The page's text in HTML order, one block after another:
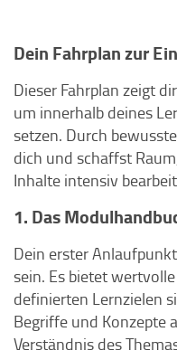
Dein Fahrplan zur
Dieser Fahrplan zeigt
um innerhalb deines
setzen. Durch
dich und schaffst
Inhalte intensiv
1. Das
Dein erster
sein. Es bietet
definierten Lernzielen
Begriffe und Konzepte
Verständnis des